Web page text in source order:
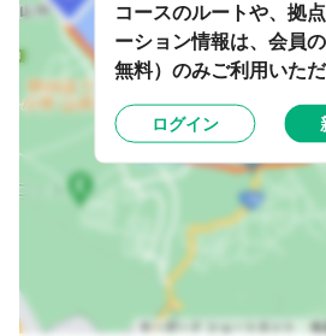
コースのルートや、拠
ーション情報は、会員
無料）のみご利用いただ
ログイン